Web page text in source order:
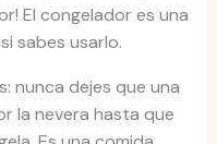
El congelador es una
sabes usarlo.
nunca dejes que una
la nevera hasta que